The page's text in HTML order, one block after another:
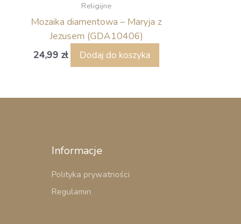
Religijne
Mozaika diamentowa – Maryja z
Jezusem (GDA10406)
24,99 zł Dodaj do koszyka
Informacje
Polityka prywatności
Regulamin